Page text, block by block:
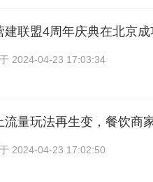
建联盟4周年庆典在北京
2024-04-23 17:03:34
流量玩法再生变，餐饮商
2024-04-23 17:02:50